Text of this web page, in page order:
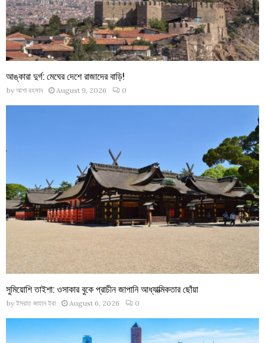
আঙ্কারা দুর্গ: মেঘের দেশে রাজাদের বাড়ি!
by আশা রহমান August 9, 2026 0
সুমিয়োশি তাইশা: ওসাকার বুকে প্রাচীন জাপানি আধ্যাত্মিকতার ছোঁয়া
by ইসরাত জাহান ইরা August 6, 2026 0